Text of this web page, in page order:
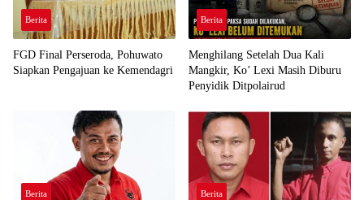
Berita
FGD Final Perseroda, Pohuwato
Siapkan Pengajuan ke Kemendagri
Berita
Menghilang Setelah Dua Kali
Mangkir, Ko’ Lexi Masih Diburu
Penyidik Ditpolairud
Berita Berita